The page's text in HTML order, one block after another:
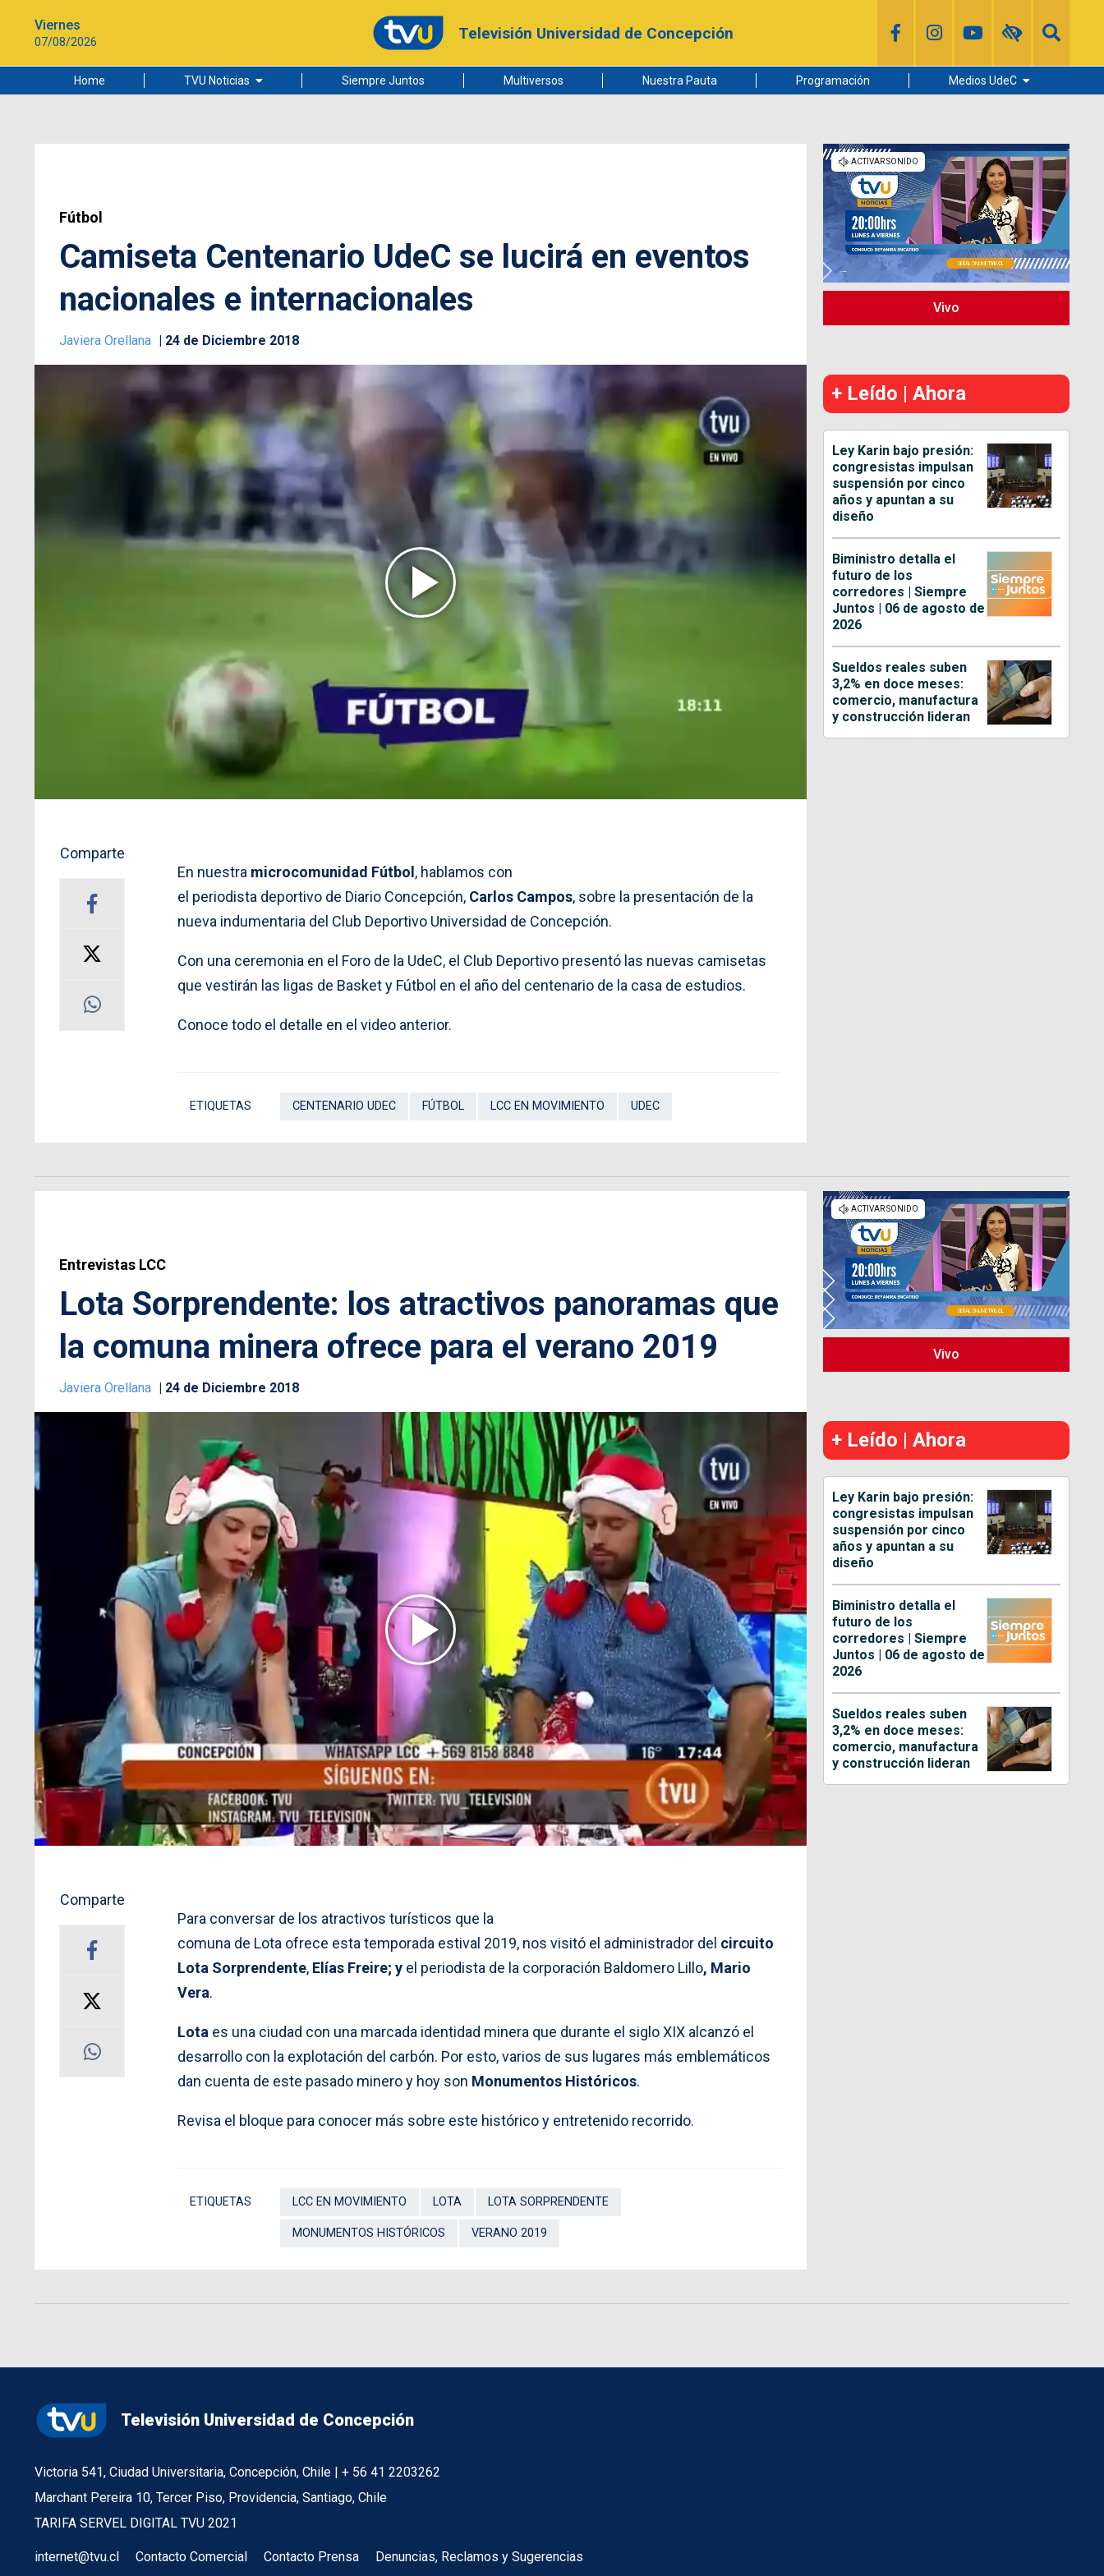
Viernes
07/08/2026 Televisión Universidad de Concepción
Home TVU Noticias
Ciudad
Siempre Juntos Multiversos Nuestra Pauta Programación Medios UdeC
Radio UdeC
Noticias UdeC
La Discusión
Fútbol
Camiseta Centenario UdeC se lucirá en eventos
nacionales e internacionales
Javiera Orellana 24 de Diciembre 2018
Comparte
En nuestra microcomunidad Fútbol, hablamos con
el periodista deportivo de Diario Concepción, Carlos Campos, sobre la presentación de la
nueva indumentaria del Club Deportivo Universidad de Concepción.
Con una ceremonia en el Foro de la UdeC, el Club Deportivo presentó las nuevas camisetas
que vestirán las ligas de Basket y Fútbol en el año del centenario de la casa de estudios.
Conoce todo el detalle en el video anterior.
ETIQUETAS CENTENARIO UDEC FÚTBOL LCC EN MOVIMIENTO UDEC
Vivo
+ Leído | Ahora
Ley Karin bajo presión:
congresistas impulsan
suspensión por cinco
años y apuntan a su
diseño
Biministro detalla el
futuro de los
corredores | Siempre
Juntos | 06 de agosto de
2026
Sueldos reales suben
3,2% en doce meses:
comercio, manufactura
y construcción lideran
Entrevistas LCC
Lota Sorprendente: los atractivos panoramas que
la comuna minera ofrece para el verano 2019
Javiera Orellana 24 de Diciembre 2018
Comparte
Para conversar de los atractivos turísticos que la
comuna de Lota ofrece esta temporada estival 2019, nos visitó el administrador del circuito
Lota Sorprendente, Elías Freire; y el periodista de la corporación Baldomero Lillo, Mario
Vera.
Lota es una ciudad con una marcada identidad minera que durante el siglo XIX alcanzó el
desarrollo con la explotación del carbón. Por esto, varios de sus lugares más emblemáticos
dan cuenta de este pasado minero y hoy son Monumentos Históricos.
Revisa el bloque para conocer más sobre este histórico y entretenido recorrido.
ETIQUETAS LCC EN MOVIMIENTO LOTA LOTA SORPRENDENTE
MONUMENTOS HISTÓRICOS VERANO 2019
Vivo
+ Leído | Ahora
Ley Karin bajo presión:
congresistas impulsan
suspensión por cinco
años y apuntan a su
diseño
Biministro detalla el
futuro de los
corredores | Siempre
Juntos | 06 de agosto de
2026
Sueldos reales suben
3,2% en doce meses:
comercio, manufactura
y construcción lideran
Televisión Universidad de Concepción
Victoria 541, Ciudad Universitaria, Concepción, Chile | + 56 41 2203262
Marchant Pereira 10, Tercer Piso, Providencia, Santiago, Chile
TARIFA SERVEL DIGITAL TVU 2021
internet@tvu.cl Contacto Comercial Contacto Prensa Denuncias, Reclamos y Sugerencias